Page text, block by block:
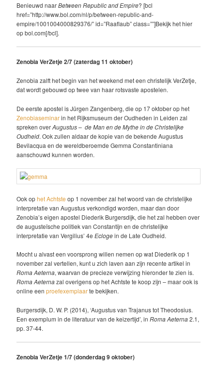
Benieuwd naarBetween Republic and Empire? [bcl
href=”http://www.bol.com/nl/p/between-republic-and-
empire/1001004000829376/” id=”Raaflaub” class=””]Bekijk het hier
op bol.com[/bcl].
Zenobia VerZetje 2/7 (zaterdag 11 oktober)
Zenobia zalft het begin van het weekend met een christelijk VerZetje,
dat wordt gebouwd op twee van haar rotsvaste apostelen.
De eerste apostel is Jürgen Zangenberg, die op 17 oktober op het
Zenobiaseminarin het Rijksmuseum der Oudheden in Leiden zal
spreken overAugustus – de Man en de Mythein de Christelijke
Oudheid. Ook zullen aldaarde kopie van de bekende Augustus
Bevilacqua en de wereldberoemde Gemma Constantiniana
aanschouwd kunnen worden.
Ook ophet Achtste op 1 november zal het woord van de christelijke
interpretatie van Augustus verkondigd worden, maar dan door
Zenobia’s eigen apostel Diederik Burgersdijk, die het zal hebben over
de augusteïsche politiek van Constantijn en de christelijke
interpretatie van Vergilius’ 4eEclogein de Late Oudheid.
Mocht u alvast een voorsprong willen nemen op wat Diederik op 1
november zal vertellen, kunt u zich laven aan zijn recente artikel in
Roma Aeterna, waarvan de precieze verwijzing hieronder te zien is.
Roma Aeternazal overigens op het Achtste te koop zijn – maar ook is
online eenproefexemplaarte bekijken.
Burgersdijk, D. W. P. (2014), ‘Augustus van Trajanus tot Theodosius.
Een exemplum in de literatuur van de keizertijd’, inRoma Aeterna2.1,
pp. 37-44.
Zenobia VerZetje 1/7 (donderdag 9 oktober)